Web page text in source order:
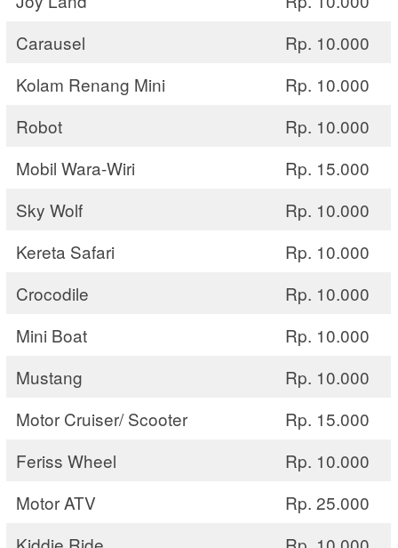
Carausel
Rp. 10.000
Kolam Renang Mini
Rp. 10.000
Robot
Rp. 10.000
Mobil Wara-Wiri
Rp. 15.000
Sky Wolf
Rp. 10.000
Kereta Safari
Rp. 10.000
Crocodile
Rp. 10.000
Mini Boat
Rp. 10.000
Mustang
Rp. 10.000
Motor Cruiser/ Scooter
Rp. 15.000
Feriss Wheel
Rp. 10.000
Motor ATV
Rp. 25.000